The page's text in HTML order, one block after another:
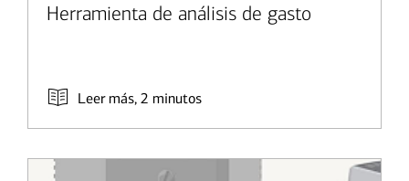
Herramienta de análisis de gasto
Leer más, 2 minutos